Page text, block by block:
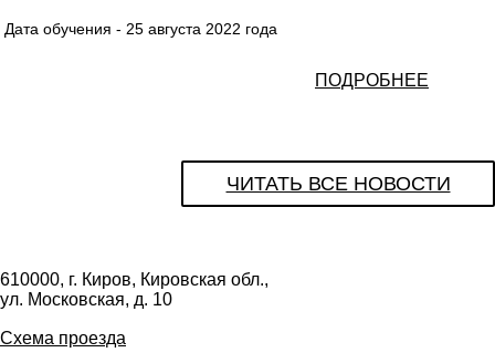
Дата обучения - 25 августа 2022 года
ПОДРОБНЕЕ
ЧИТАТЬ ВСЕ НОВОСТИ
610000, г. Киров, Кировская обл.,
ул. Московская, д. 10
Схема проезда